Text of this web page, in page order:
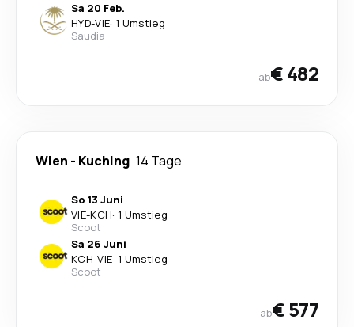
Sa 20 Feb.
HYD-VIE· 1 Umstieg
Saudia
ab€ 482
Wien - Kuching 14 Tage
So 13 Juni
VIE-KCH· 1 Umstieg
Scoot
Sa 26 Juni
KCH-VIE· 1 Umstieg
Scoot
ab€ 577